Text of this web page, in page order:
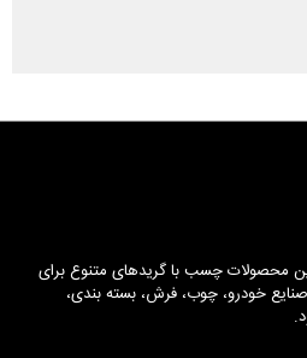
محصولات چسب با گریدهای متنوع برای
خودرو، چوب، فرش، بسته بندی،